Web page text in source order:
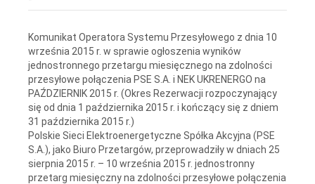
Komunikat Operatora Systemu Przesyłowego z dnia 10
września 2015 r. w sprawie ogłoszenia wyników
jednostronnego przetargu miesięcznego na zdolności
przesyłowe połączenia PSE S.A. i NEK UKRENERGO na
PAŹDZIERNIK 2015 r. (Okres Rezerwacji rozpoczynający
się od dnia 1 października 2015 r. i kończący się z dniem
31 października 2015 r.)
Polskie Sieci Elektroenergetyczne Spółka Akcyjna (PSE
S.A.), jako Biuro Przetargów, przeprowadziły w dniach 25
sierpnia 2015 r. – 10 września 2015 r. jednostronny
przetarg miesięczny na zdolności przesyłowe połączenia